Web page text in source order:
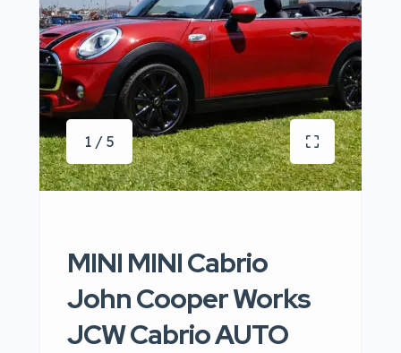
1 / 5
MINI MINI Cabrio
John Cooper Works
JCW Cabrio AUTO